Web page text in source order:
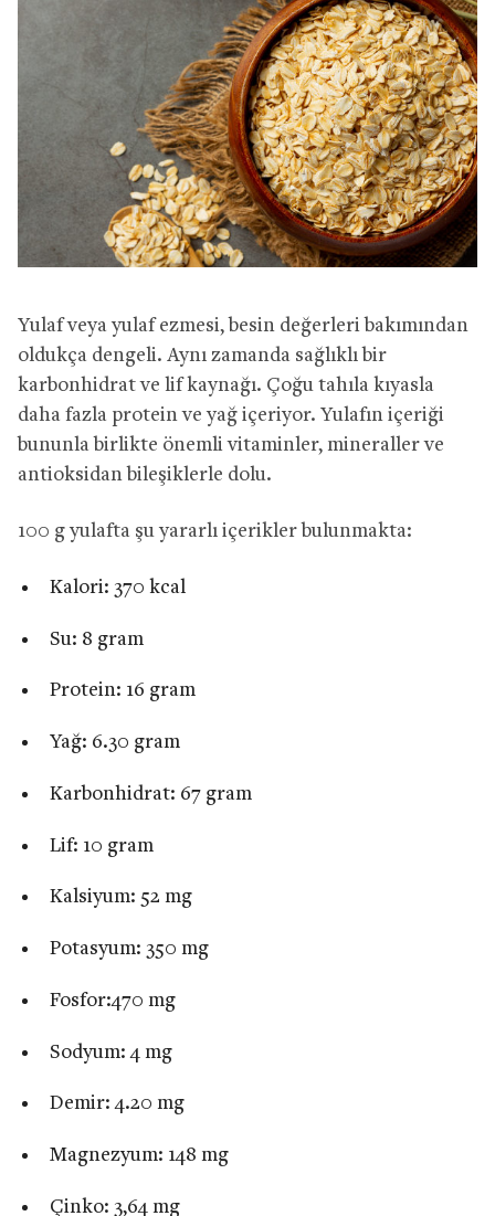
Yulaf veya yulaf ezmesi, besin değerleri bakımından
oldukça dengeli. Aynı zamanda sağlıklı bir
karbonhidrat ve lif kaynağı. Çoğu tahıla kıyasla
daha fazla protein ve yağ içeriyor. Yulafın içeriği
bununla birlikte önemli vitaminler, mineraller ve
antioksidan bileşiklerle dolu.
100 g yulafta şu yararlı içerikler bulunmakta:
Kalori: 370 kcal
Su: 8 gram
Protein: 16 gram
Yağ: 6.30 gram
Karbonhidrat: 67 gram
Lif: 10 gram
Kalsiyum: 52 mg
Potasyum: 350 mg
Fosfor:470 mg
Sodyum: 4 mg
Demir: 4.20 mg
Magnezyum: 148 mg
Çinko: 3,64 mg